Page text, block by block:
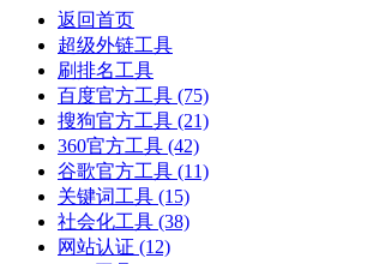
返回首页
超级外链工具
刷排名工具
百度官方工具 (75)
搜狗官方工具 (21)
360官方工具 (42)
谷歌官方工具 (11)
关键词工具 (15)
社会化工具 (38)
网站认证 (12)